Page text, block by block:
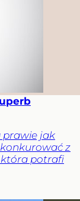
prawie jak
z
która potrafi